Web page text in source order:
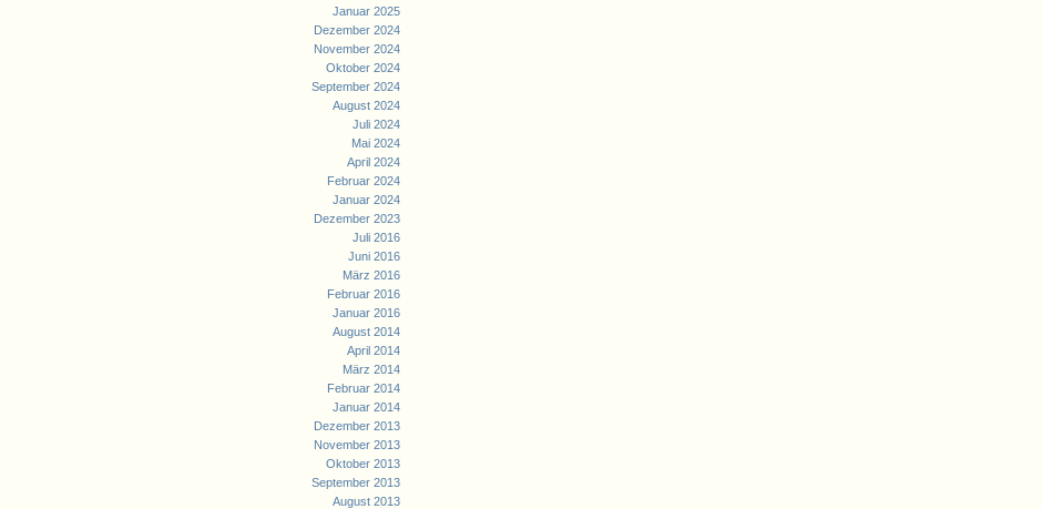
Januar 2025
Dezember 2024
November 2024
Oktober 2024
September 2024
August 2024
Juli 2024
Mai 2024
April 2024
Februar 2024
Januar 2024
Dezember 2023
Juli 2016
Juni 2016
März 2016
Februar 2016
Januar 2016
August 2014
April 2014
März 2014
Februar 2014
Januar 2014
Dezember 2013
November 2013
Oktober 2013
September 2013
August 2013